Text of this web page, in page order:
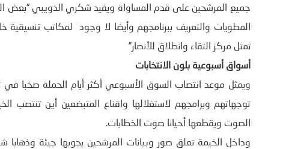
جميع المرشحين على قدم المساواة ويفيد شكري الذويبي “بعض
تمثل مركز التقاء وانطلاق للأنصار”
أسواق أسبوعية بلون الانتخابات
ويمثل موعد انتصاب السوق الأسبوعي أكثر أيام الحملة صخبا
توجهاتهم وبرامجهم لاستغلالها واقناع المتبضعين أين
الصوت ويقطعها أحيانا صوت الخطابات.
وداخل الخيمة تعلق صور وبيانات المرشحين يجوبها جيئة